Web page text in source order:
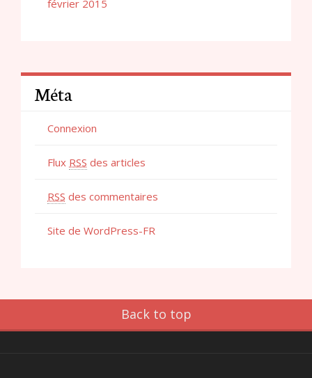
février 2015
Méta
Connexion
Flux RSS des articles
RSS des commentaires
Site de WordPress-FR
Back to top